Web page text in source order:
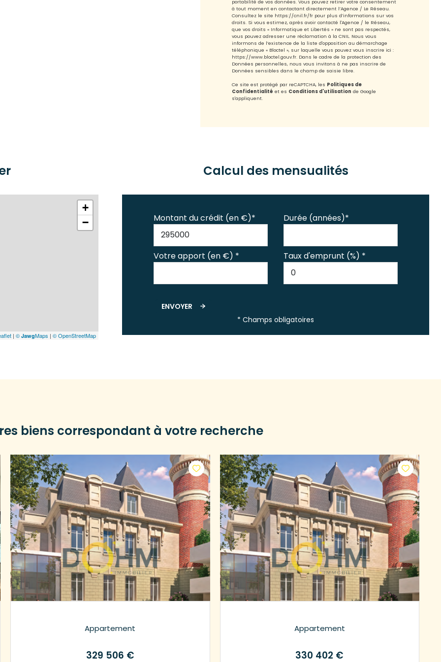
portabilité de vos données. Vous pouvez retirer votre consentement
à tout moment en contactant directement l’Agence / Le Réseau.
Consultez le site https://cnil.fr/frpour plus d’informations sur vos
droits. Si vous estimez, après avoir contacté l'Agence / le Réseau,
que vos droits « Informatique et Libertés » ne sont pas respectés,
vous pouvez adresser une réclamation à la CNIL. Nous vous
informons de l’existence de la liste d'opposition au démarchage
téléphonique « Bloctel », sur laquelle vous pouvez vous inscrire ici :
https://www.bloctel.gouv.fr. Dans le cadre de la protection des
Données personnelles, nous vous invitons à ne pas inscrire de
Données sensibles dans le champ de saisie libre.
Ce site est protégé par reCAPTCHA, les Politiques de
Confidentialité et es Conditions d'utilisation de Google
s'appliquent.
+
−
| © JawgMaps | © OpenStreetMap
Calcul des mensualités
Montant du crédit (en €)* Durée (années)*
Votre apport (en €) * Taux d'emprunt (%) *
ENVOYER
* Champs obligatoires
biens correspondant à votre recherche
Appartement
329 506 €
Appartement
330 402 €